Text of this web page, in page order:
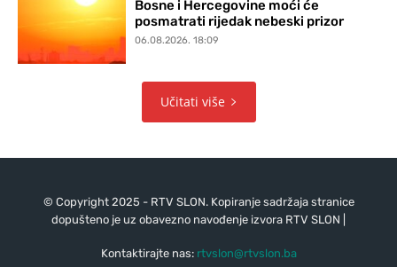
Bosne i Hercegovine moći će
posmatrati rijedak nebeski prizor
06.08.2026. 18:09
Učitati više
© Copyright 2025 - RTV SLON. Kopiranje sadržaja stranice
dopušteno je uz obavezno navođenje izvora RTV SLON |
Kontaktirajte nas: rtvslon@rtvslon.ba